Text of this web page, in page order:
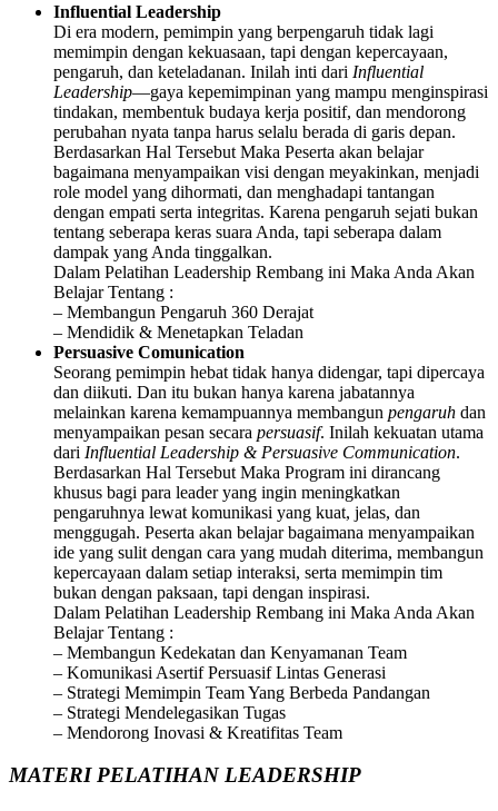
Influential Leadership
Di era modern, pemimpin yang berpengaruh tidak lagi
memimpin dengan kekuasaan, tapi dengan kepercayaan,
pengaruh, dan keteladanan. Inilah inti dari Influential
Leadership—gaya kepemimpinan yang mampu menginspirasi
tindakan, membentuk budaya kerja positif, dan mendorong
perubahan nyata tanpa harus selalu berada di garis depan.
Berdasarkan Hal Tersebut Maka Peserta akan belajar
bagaimana menyampaikan visi dengan meyakinkan, menjadi
role model yang dihormati, dan menghadapi tantangan
dengan empati serta integritas. Karena pengaruh sejati bukan
tentang seberapa keras suara Anda, tapi seberapa dalam
dampak yang Anda tinggalkan.
Dalam Pelatihan Leadership Rembang ini Maka Anda Akan
Belajar Tentang :
– Membangun Pengaruh 360 Derajat
– Mendidik & Menetapkan Teladan
Persuasive Comunication
Seorang pemimpin hebat tidak hanya didengar, tapi dipercaya
dan diikuti. Dan itu bukan hanya karena jabatannya
melainkan karena kemampuannya membangun pengaruh dan
menyampaikan pesan secara persuasif. Inilah kekuatan utama
dari Influential Leadership & Persuasive Communication.
Berdasarkan Hal Tersebut Maka Program ini dirancang
khusus bagi para leader yang ingin meningkatkan
pengaruhnya lewat komunikasi yang kuat, jelas, dan
menggugah. Peserta akan belajar bagaimana menyampaikan
ide yang sulit dengan cara yang mudah diterima, membangun
kepercayaan dalam setiap interaksi, serta memimpin tim
bukan dengan paksaan, tapi dengan inspirasi.
Dalam Pelatihan Leadership Rembang ini Maka Anda Akan
Belajar Tentang :
– Membangun Kedekatan dan Kenyamanan Team
– Komunikasi Asertif Persuasif Lintas Generasi
– Strategi Memimpin Team Yang Berbeda Pandangan
– Strategi Mendelegasikan Tugas
– Mendorong Inovasi & Kreatifitas Team
MATERI PELATIHAN LEADERSHIP